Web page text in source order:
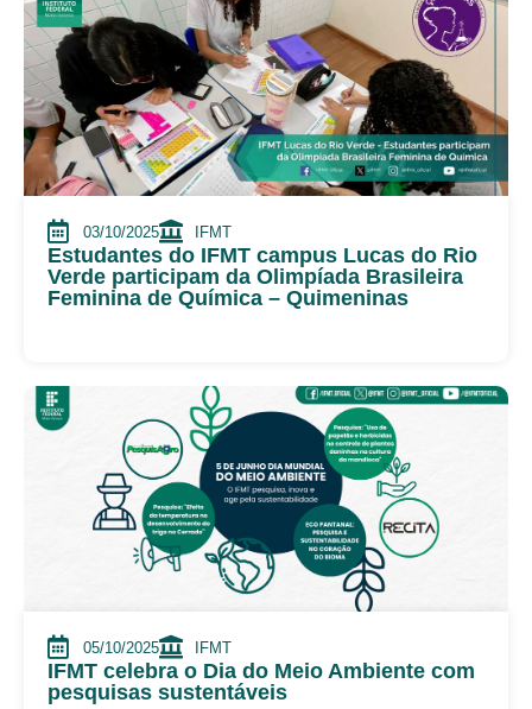
03/10/2025 IFMT
Estudantes do IFMT campus Lucas do Rio
Verde participam da Olimpíada Brasileira
Feminina de Química – Quimeninas
05/10/2025 IFMT
IFMT celebra o Dia do Meio Ambiente com
pesquisas sustentáveis